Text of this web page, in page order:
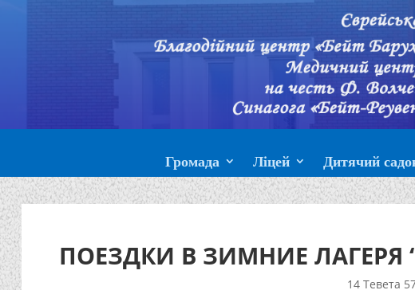
Громада Ліцей Дитячий
ПОЕЗДКИ В ЗИМНИЕ ЛАГЕРЯ
14 Тевета